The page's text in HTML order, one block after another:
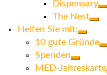
Dispensary
The Nest
Helfen Sie mit:
10 gute Gründe
Spenden
MED-Jahreskarte